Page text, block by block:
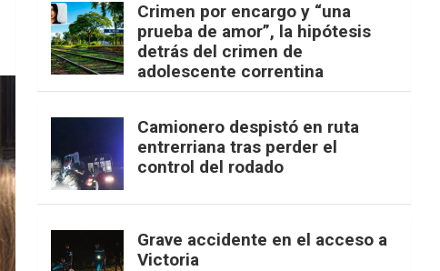
Crimen por encargo y “una
prueba de amor”, la hipótesis
detrás del crimen de
adolescente correntina
Camionero despistó en ruta
entrerriana tras perder el
control del rodado
Grave accidente en el acceso a
Victoria